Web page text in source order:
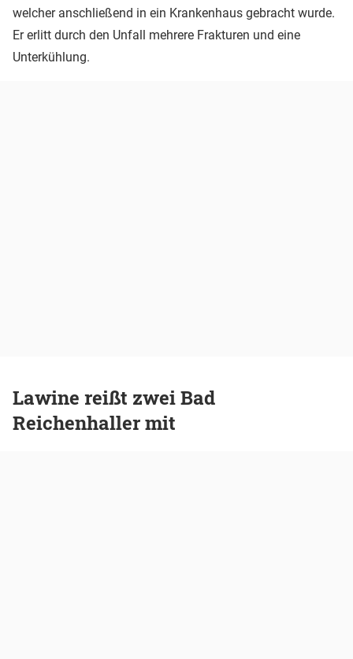
welcher anschließend in ein Krankenhaus gebracht wurde.
Er erlitt durch den Unfall mehrere Frakturen und eine
Unterkühlung.
Lawine reißt zwei Bad
Reichenhaller mit